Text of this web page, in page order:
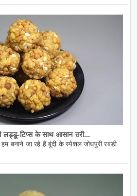
लड्डू-टिप्स के साथ आसान तरी...
बनाने जा रहे हैं बूंदी के स्पेशल जोधपुरी रबडी